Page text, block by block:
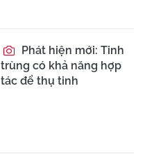
Phát hiện mới: Tinh
trùng có khả năng hợp
tác để thụ tinh